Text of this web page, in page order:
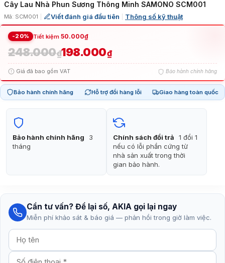
Cây Lau Nhà Phun Sương Thông Minh SAMONO SCM001
Mã: SCM001 Viết đánh giá đầu tiên Thông số kỹ thuật
-20% Tiết kiệm50.000₫
248.000₫
Giá
gốc
là:
248.000₫.
198.000₫
Giá
hiện
tại
là:
198.000₫.
Giá đã bao gồm VAT Bảo hành chính hãng
Bảo hành chính hãng Hỗ trợ đổi hàng lỗi Giao hàng toàn quốc
Bảo hành chính hãng
3
tháng
Chính sách đổi trả
1 đổi 1
nếu có lỗi phần cứng từ
nhà sản xuất trong thời
gian bảo hành.
Cần tư vấn? Để lại số, AKIA gọi lại ngay
Miễn phí khảo sát & báo giá — phản hồi trong giờ làm việc.